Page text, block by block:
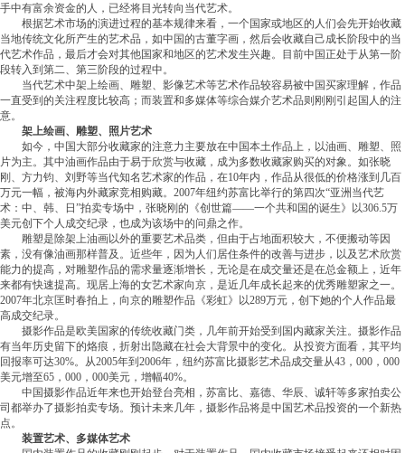
手中有富余资金的人，已经将目光转向当代艺术。
根据艺术市场的演进过程的基本规律来看，一个国家或地区的人们会先开始收藏
当地传统文化所产生的艺术品，如中国的古董字画，然后会收藏自己成长阶段中的当
代艺术作品，最后才会对其他国家和地区的艺术发生兴趣。目前中国正处于从第一阶
段转入到第二、第三阶段的过程中。
当代艺术中架上绘画、雕塑、影像艺术等艺术作品较容易被中国买家理解，作品
一直受到的关注程度比较高；而装置和多媒体等综合媒介艺术品则刚刚引起国人的注
意。
架上绘画、雕塑、照片艺术
如今，中国大部分收藏家的注意力主要放在中国本土作品上，以油画、雕塑、照
片为主。其中油画作品由于易于欣赏与收藏，成为多数收藏家购买的对象。如张晓
刚、方力钧、刘野等当代知名艺术家的作品，在10年内，作品从很低的价格涨到几百
万元一幅，被海内外藏家竞相购藏。2007年纽约苏富比举行的第四次“亚洲当代艺
术：中、韩、日”拍卖专场中，张晓刚的《创世篇——一个共和国的诞生》以306.5万
美元创下个人成交纪录，也成为该场中的问鼎之作。
雕塑是除架上油画以外的重要艺术品类，但由于占地面积较大，不便搬动等因
素，没有像油画那样普及。近些年，因为人们居住条件的改善与进步，以及艺术欣赏
能力的提高，对雕塑作品的需求量逐渐增长，无论是在成交量还是在总金额上，近年
来都有快速提高。现居上海的女艺术家向京，是近几年成长起来的优秀雕塑家之一。
2007年北京匡时春拍上，向京的雕塑作品《彩虹》以289万元，创下她的个人作品最
高成交纪录。
摄影作品是欧美国家的传统收藏门类，几年前开始受到国内藏家关注。摄影作品
有当年历史留下的烙痕，折射出隐藏在社会大背景中的变化。从投资方面看，其平均
回报率可达30%。从2005年到2006年，纽约苏富比摄影艺术品成交量从43，000，000
美元增至65，000，000美元，增幅40%。
中国摄影作品近年来也开始登台亮相，苏富比、嘉德、华辰、诚轩等多家拍卖公
司都举办了摄影拍卖专场。预计未来几年，摄影作品将是中国艺术品投资的一个新热
点。
装置艺术、多媒体艺术